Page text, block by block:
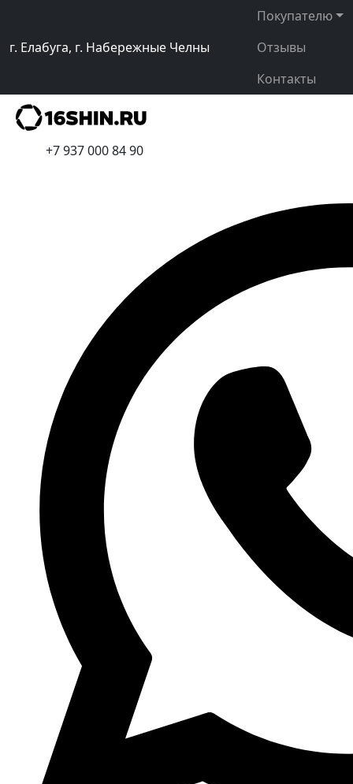
г. Елабуга, г. Набережные Челны
Покупателю
Отзывы
Контакты
+7 937 000 84 90